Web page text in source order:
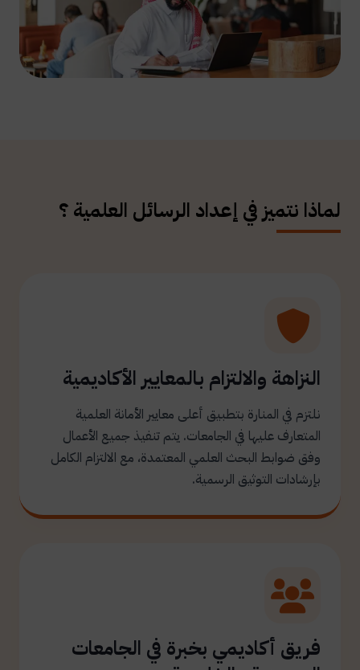
لماذا نتميز في إعداد الرسائل العلمية ؟
النزاهة والالتزام بالمعايير الأكاديمية
نلتزم في المنارة بتطبيق أعلى معايير الأمانة العلمية
المتعارف عليها في الجامعات. يتم تنفيذ جميع الأعمال
وفق ضوابط البحث العلمي المعتمدة، مع الالتزام الكامل
بإرشادات التوثيق الرسمية.
فريق أكاديمي بخبرة في الجامعات